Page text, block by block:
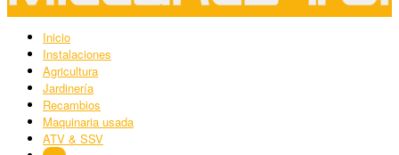
Inicio
Instalaciones
Agricultura
Jardinería
Recambios
Maquinaria usada
ATV & SSV